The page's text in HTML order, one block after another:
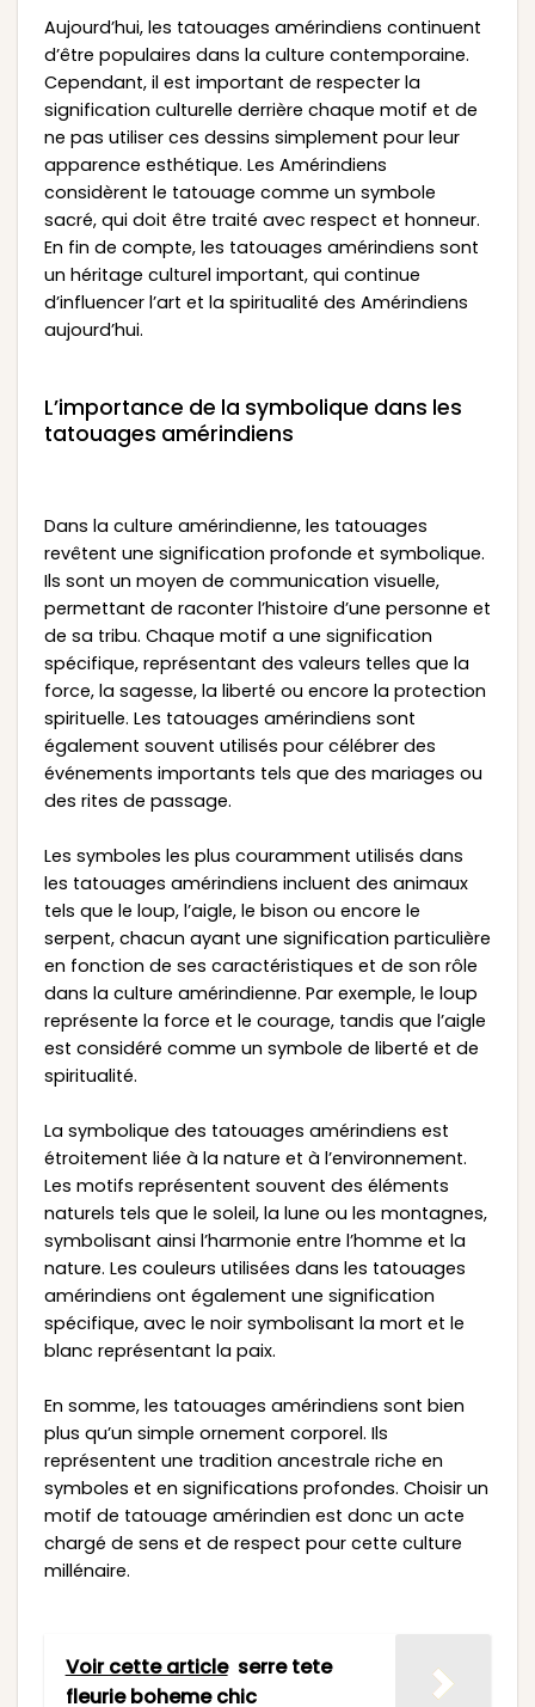
Aujourd’hui, les tatouages amérindiens continuent
d’être populaires dans la culture contemporaine.
Cependant, il est important de respecter la
signification culturelle derrière chaque motif et de
ne pas utiliser ces dessins simplement pour leur
apparence esthétique. Les Amérindiens
considèrent le tatouage comme un symbole
sacré, qui doit être traité avec respect et honneur.
En fin de compte, les tatouages amérindiens sont
un héritage culturel important, qui continue
d’influencer l’art et la spiritualité des Amérindiens
aujourd’hui.
L’importance de la symbolique dans les
tatouages amérindiens
Dans la culture amérindienne, les tatouages
revêtent une signification profonde et symbolique.
Ils sont un moyen de communication visuelle,
permettant de raconter l’histoire d’une personne et
de sa tribu. Chaque motif a une signification
spécifique, représentant des valeurs telles que la
force, la sagesse, la liberté ou encore la protection
spirituelle. Les tatouages amérindiens sont
également souvent utilisés pour célébrer des
événements importants tels que des mariages ou
des rites de passage.
Les symboles les plus couramment utilisés dans
les tatouages amérindiens incluent des animaux
tels que le loup, l’aigle, le bison ou encore le
serpent, chacun ayant une signification particulière
en fonction de ses caractéristiques et de son rôle
dans la culture amérindienne. Par exemple, le loup
représente la force et le courage, tandis que l’aigle
est considéré comme un symbole de liberté et de
spiritualité.
La symbolique des tatouages amérindiens est
étroitement liée à la nature et à l’environnement.
Les motifs représentent souvent des éléments
naturels tels que le soleil, la lune ou les montagnes,
symbolisant ainsi l’harmonie entre l’homme et la
nature. Les couleurs utilisées dans les tatouages
amérindiens ont également une signification
spécifique, avec le noir symbolisant la mort et le
blanc représentant la paix.
En somme, les tatouages amérindiens sont bien
plus qu’un simple ornement corporel. Ils
représentent une tradition ancestrale riche en
symboles et en significations profondes. Choisir un
motif de tatouage amérindien est donc un acte
chargé de sens et de respect pour cette culture
millénaire.
Voir cette article serre tete
fleurie boheme chic